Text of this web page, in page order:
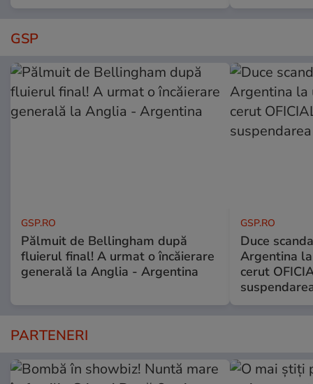
GSP
GSP.RO
Pălmuit de Bellingham după
fluierul final! A urmat o încăierare
generală la Anglia - Argentina
GSP.RO
Duce
Argentina
cerut
PARTENERI